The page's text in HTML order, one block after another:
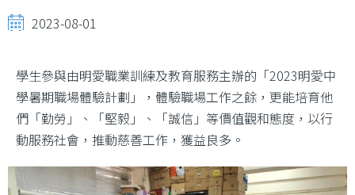
2023-08-01
學生參與由明愛職業訓練及教育服務主辦的「2023明愛中
學暑期職場體驗計劃」，體驗職場工作之餘，更能培育他
們「勤勞」、「堅毅」、「誠信」等價值觀和態度，以行
動服務社會，推動慈善工作，獲益良多。